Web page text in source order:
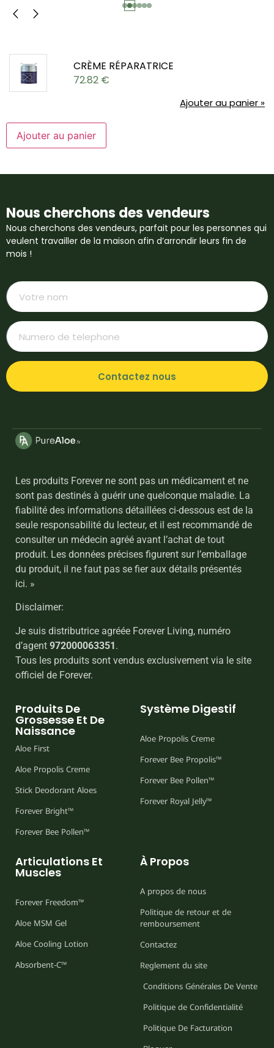
CRÈME RÉPARATRICE
72.82 €
Ajouter au panier »
Ajouter au panier
Nous cherchons des vendeurs
Nous cherchons des vendeurs, parfait pour les personnes qui
veulent travailler de la maison afin d’arrondir leurs fin de
mois !
Contactez nous
Les produits Forever ne sont pas un médicament et ne
sont pas destinés à guérir une quelconque maladie. La
fiabilité des informations détaillées ci-dessous est de la
seule responsabilité du lecteur, et il est recommandé de
consulter un médecin agréé avant l’achat de tout
produit. Les données précises figurent sur l’emballage
du produit, il ne faut pas se fier aux détails présentés
ici. »
Disclaimer:
Je suis distributrice agréée Forever Living, numéro
d’agent 972000063351.
Tous les produits sont vendus exclusivement via le site
officiel de Forever.
Produits De
Grossesse Et De
Naissance
Aloe First
Aloe Propolis Creme
Stick Deodorant Aloes
Forever Bright™
Forever Bee Pollen™
Système Digestif
Aloe Propolis Creme
Forever Bee Propolis™
Forever Bee Pollen™
Forever Royal Jelly™
Articulations Et
Muscles
Forever Freedom™
Aloe MSM Gel
Aloe Cooling Lotion
Absorbent-C™
À Propos
A propos de nous
Politique de retour et de
remboursement
Contactez
Reglement du site
Conditions Générales De Vente
Politique de Confidentialité
Politique De Facturation